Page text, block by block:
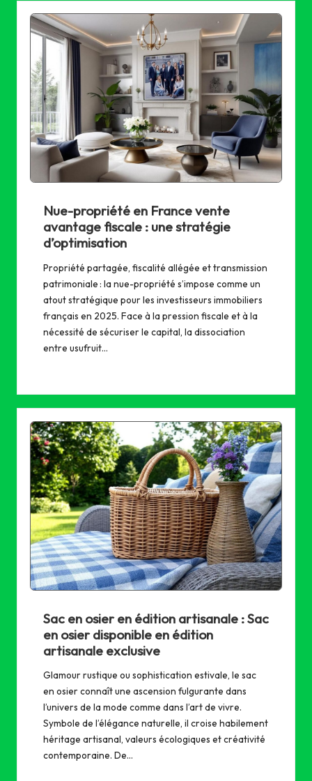
Nue-propriété en France vente
avantage fiscale : une stratégie
d’optimisation
Propriété partagée, fiscalité allégée et transmission
patrimoniale : la nue-propriété s’impose comme un
atout stratégique pour les investisseurs immobiliers
français en 2025. Face à la pression fiscale et à la
nécessité de sécuriser le capital, la dissociation
entre usufruit…
Sac en osier en édition artisanale : Sac
en osier disponible en édition
artisanale exclusive
Glamour rustique ou sophistication estivale, le sac
en osier connaît une ascension fulgurante dans
l’univers de la mode comme dans l’art de vivre.
Symbole de l’élégance naturelle, il croise habilement
héritage artisanal, valeurs écologiques et créativité
contemporaine. De…